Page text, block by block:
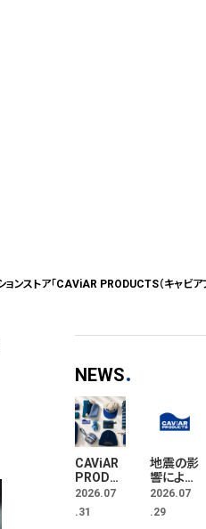
NEWS
CAViAR
PRODU
CTSが
編集す
る、
2026.07
.31
地震の影
響による
お荷物の
お届けに
関するお
2026.07
.29